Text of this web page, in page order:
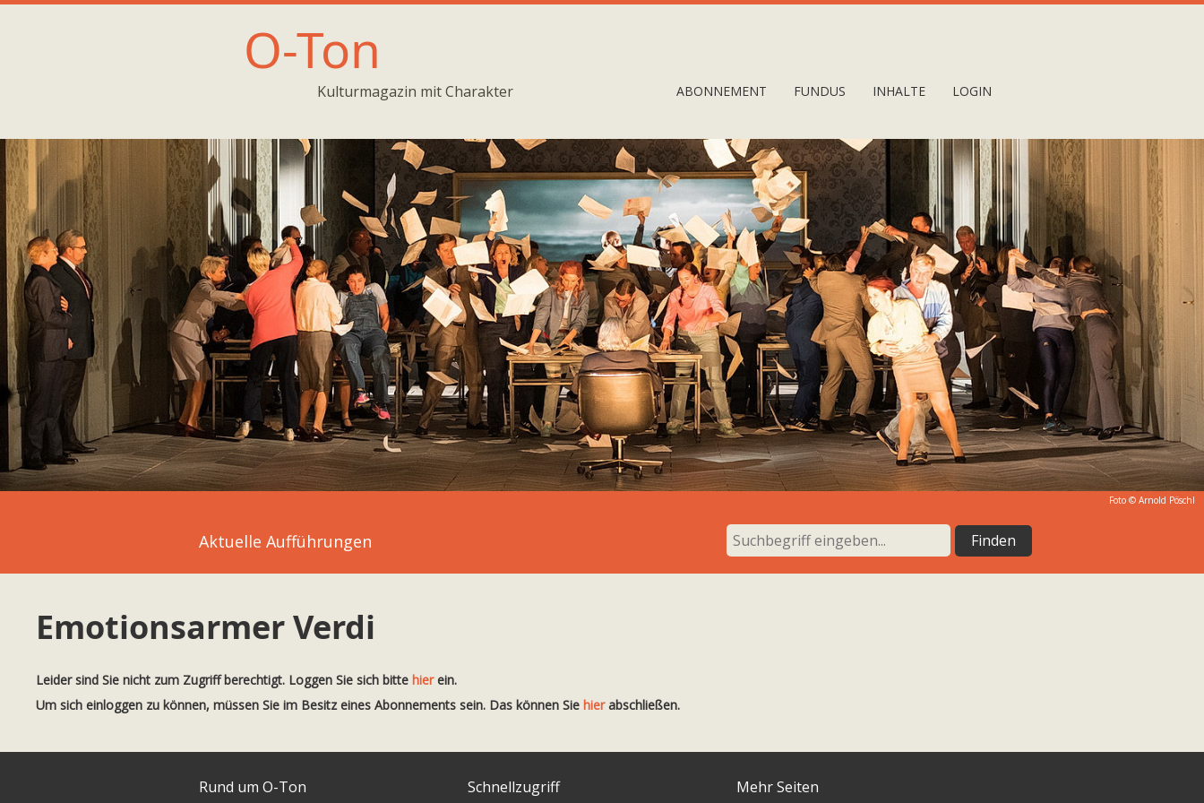
O-Ton
Kulturmagazin mit Charakter ABONNEMENT FUNDUS INHALTE LOGIN
Foto © Arnold Pöschl
Aktuelle Aufführungen
Emotionsarmer Verdi
Leider sind Sie nicht zum Zugriff berechtigt. Loggen Sie sich bitte hierein.
Um sich einloggen zu können, müssen Sie im Besitz eines Abonnements sein. Das können Sie hierabschließen.
Rund um O-Ton Schnellzugriff Mehr Seiten